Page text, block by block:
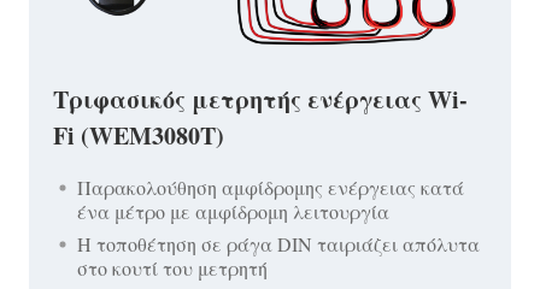
Τριφασικός μετρητής ενέργειας Wi-
Fi (WEM3080T)
Παρακολούθηση αμφίδρομης ενέργειας κατά
ένα μέτρο με αμφίδρομη λειτουργία
Η τοποθέτηση σε ράγα DIN ταιριάζει απόλυτα
στο κουτί του μετρητή